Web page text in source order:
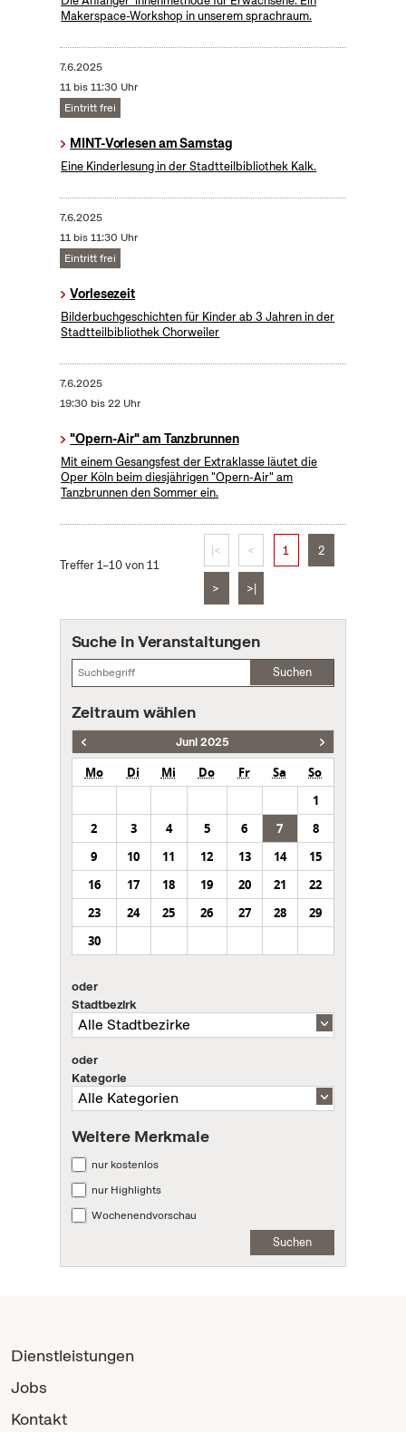
Makerspace-Workshop in unserem sprachraum.
7.6.2025
11 bis 11:30 Uhr
Eintritt frei
MINT-Vorlesen am Samstag
Eine Kinderlesung in der Stadtteilbibliothek Kalk.
7.6.2025
11 bis 11:30 Uhr
Eintritt frei
Vorlesezeit
Bilderbuchgeschichten für Kinder ab 3 Jahren in der
Stadtteilbibliothek Chorweiler
7.6.2025
19:30 bis 22 Uhr
"Opern-Air" am Tanzbrunnen
Mit einem Gesangsfest der Extraklasse läutet die
Oper Köln beim diesjährigen "Opern-Air" am
Tanzbrunnen den Sommer ein.
Treffer 1–10 von 11
|< < 1 2
> >|
Suche in Veranstaltungen
Suchen
Zeitraum wählen
Juni 2025
Mo Di Mi Do Fr Sa
So
1
2
3 4 5 6 7
8
9
10 11 12 13 14
15
16
17 18 19 20 21
22
23
24 25 26 27 28
29
30
oder
Stadtbezirk
oder
Kategorie
Weitere Merkmale
nur kostenlos
nur Highlights
Wochenendvorschau
Suchen
Dienstleistungen
Jobs
Kontakt